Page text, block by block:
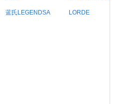
蓝氏LEGENDSA LORDE